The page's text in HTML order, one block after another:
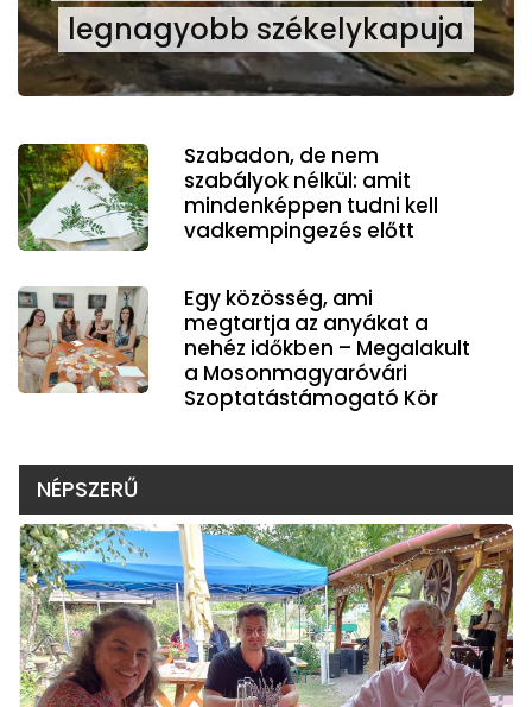
legnagyobb székelykapuja
Szabadon, de nem
szabályok nélkül: amit
mindenképpen tudni kell
vadkempingezés előtt
Egy közösség, ami
megtartja az anyákat a
nehéz időkben – Megalakult
a Mosonmagyaróvári
Szoptatástámogató Kör
NÉPSZERŰ